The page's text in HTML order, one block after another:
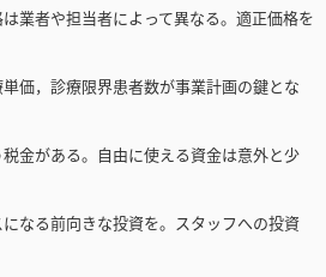
業者や担当者によって異なる。適正価格を
価，診療限界患者数が事業計画の鍵とな
金がある。自由に使える資金は意外と少
なる前向きな投資を。スタッフへの投資